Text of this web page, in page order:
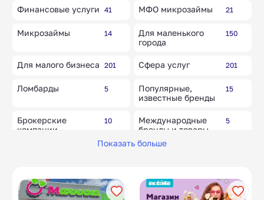
Финансовые услуги 41 МФО микрозаймы 21
Микрозаймы 14
Для маленького
города
150
Для малого бизнеса 201 Сфера услуг 201
Ломбарды 5
Популярные,
известные бренды
15
Брокерские
компании
10
Международные
бренды и товары
5
Страховые
компании
10
Оценочные
компании
10
Показать больше